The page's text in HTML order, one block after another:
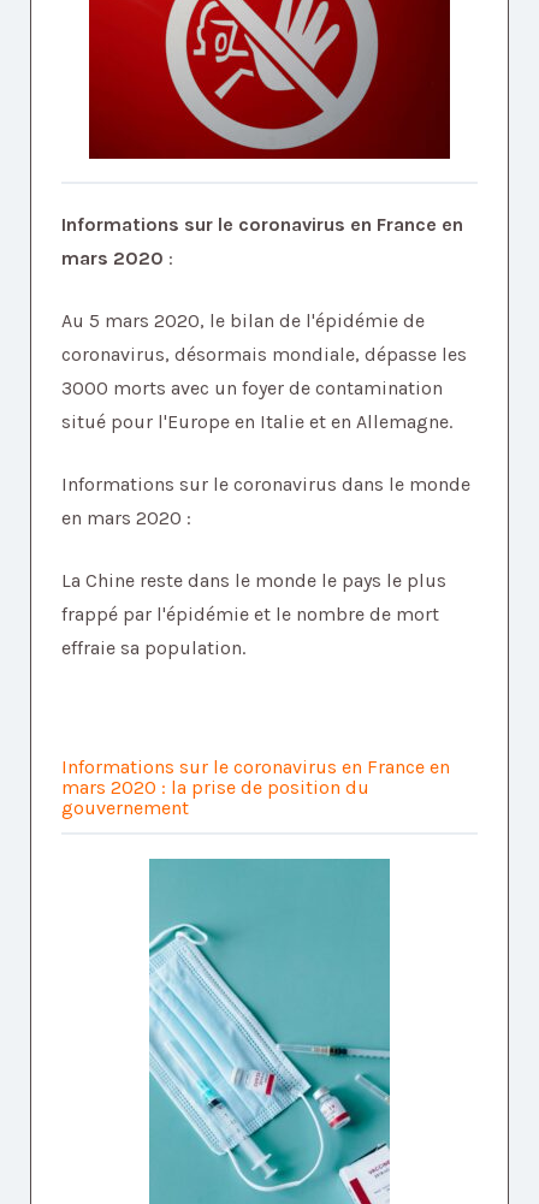
Informations sur le coronavirus en France en
mars 2020 :
Au 5 mars 2020, le bilan de l'épidémie de
coronavirus, désormais mondiale, dépasse les
3000 morts avec un foyer de contamination
situé pour l'Europe en Italie et en Allemagne.
Informations sur le coronavirus dans le monde
en mars 2020 :
La Chine reste dans le monde le pays le plus
frappé par l'épidémie et le nombre de mort
effraie sa population.
Informations sur le coronavirus en France en
mars 2020 : la prise de position du
gouvernement